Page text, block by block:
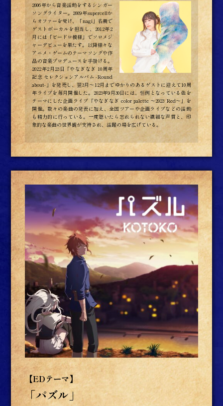
2006年から音楽活動をするシンガー
ソングライター。2009年supercellか
らオファーを受け、「nagi」名義で
ゲストボーカルを担当し、2012年2
月には「ビードロ模様」でソロメジ
ャーデビューを果たす。以降様々な
アニメ・ゲームのテーマソングや作
品の音楽プロデュースを手掛ける。
2022年2月23日「やなぎなぎ 10周年
記念 セレクションアルバム -Round
about-」を発売し、翌3月～12月までゆかりのあるゲストに迎えて10周
年ライブを毎月開催した。2023年9月30日には、恒例となっている色を
テーマにした企画ライブ「やなぎなぎ color palette ～2023 Red～」を
開催。数々の楽曲の発表に加え、全国ツアーや企画ライブなどの活動
も精力的に行っている。一度聴いたら忘れられない繊細な声質と、印
象的な楽曲の世界観が支持され、活躍の場を広げている。
【EDテーマ】
「パズル」